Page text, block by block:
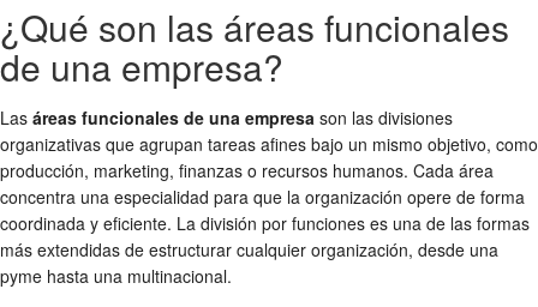
¿Qué son las áreas funcionales
de una empresa?
Las áreas funcionales de una empresa son las divisiones
organizativas que agrupan tareas afines bajo un mismo objetivo, como
producción, marketing, finanzas o recursos humanos. Cada área
concentra una especialidad para que la organización opere de forma
coordinada y eficiente. La división por funciones es una de las formas
más extendidas de estructurar cualquier organización, desde una
pyme hasta una multinacional.